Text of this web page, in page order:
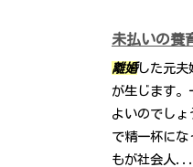
未払いの養
離婚した元夫
が生じます。
よいのでしょ
で精一杯にな
もが社会人...